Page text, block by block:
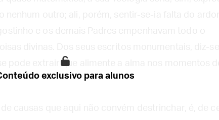
pode extrair que alimente a alma nos momentos de
exclusivo para alunos